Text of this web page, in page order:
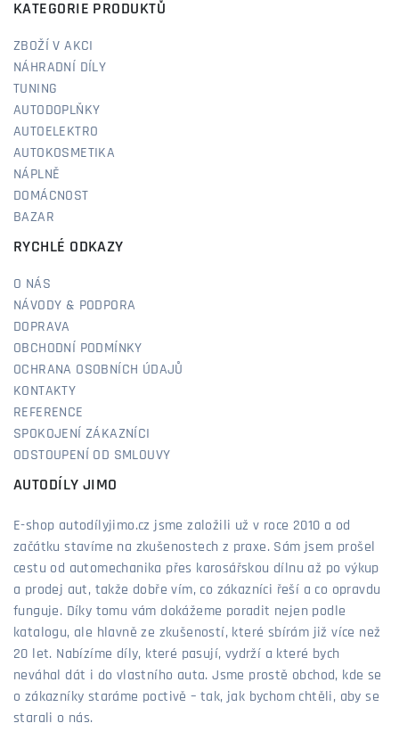
KATEGORIE PRODUKTŮ
ZBOŽÍ V AKCI
NÁHRADNÍ DÍLY
TUNING
AUTODOPLŇKY
AUTOELEKTRO
AUTOKOSMETIKA
NÁPLNĚ
DOMÁCNOST
BAZAR
RYCHLÉ ODKAZY
O NÁS
NÁVODY & PODPORA
DOPRAVA
OBCHODNÍ PODMÍNKY
OCHRANA OSOBNÍCH ÚDAJŮ
KONTAKTY
REFERENCE
SPOKOJENÍ ZÁKAZNÍCI
ODSTOUPENÍ OD SMLOUVY
AUTODÍLY JIMO
E-shop autodílyjimo.cz jsme založili už v roce 2010 a od
začátku stavíme na zkušenostech z praxe. Sám jsem prošel
cestu od automechanika přes karosářskou dílnu až po výkup
a prodej aut, takže dobře vím, co zákazníci řeší a co opravdu
funguje. Díky tomu vám dokážeme poradit nejen podle
katalogu, ale hlavně ze zkušeností, které sbírám již více než
20 let. Nabízíme díly, které pasují, vydrží a které bych
neváhal dát i do vlastního auta. Jsme prostě obchod, kde se
o zákazníky staráme poctivě – tak, jak bychom chtěli, aby se
starali o nás.